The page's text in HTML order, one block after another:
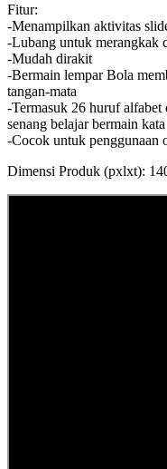
Fitur:
-Menampilkan aktivitas
-Lubang untuk merangkak
-Mudah dirakit
-Bermain lempar Bola
tangan-mata
-Termasuk 26 huruf
senang belajar bermain kata
-Cocok untuk penggunaan
Dimensi Produk (pxlxt):